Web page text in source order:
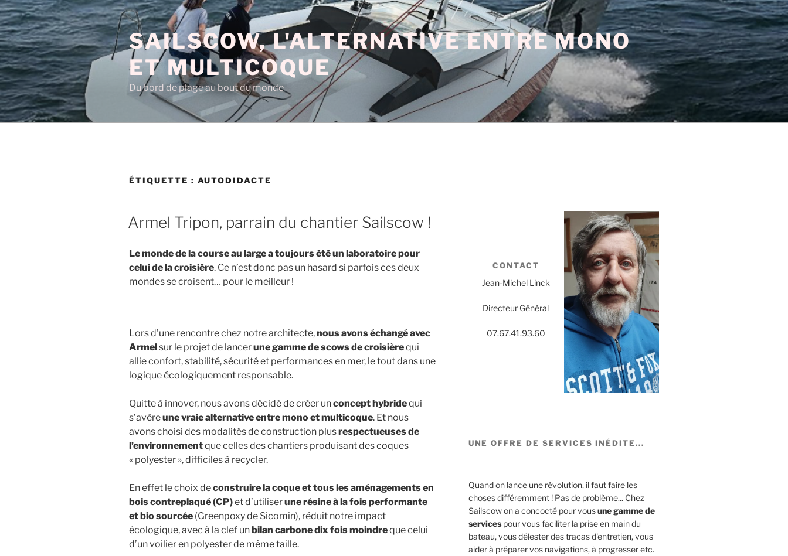
Aller
au
contenu
principal
SAILSCOW, L'ALTERNATIVE ENTRE MONO
ET MULTICOQUE
Du bord de plage au bout du monde
ÉTIQUETTE : AUTODIDACTE
PUBLIÉ
LE
Armel Tripon, parrain du chantier Sailscow !
Le monde de la course au large a toujours été un laboratoire pour
celui de la croisière. Ce n’est donc pas un hasard si parfois ces deux
mondes se croisent… pour le meilleur !
Lors d’une rencontre chez notre architecte,nous avons échangé avec
Armelsur le projet de lancerune gamme de scowsde croisièrequi
allie confort, stabilité, sécurité et performances en mer, le tout dans une
logique écologiquement responsable.
Quitte à innover, nous avons décidé de créer unconcept hybridequi
s’avèreune vraie alternative entre mono et multicoque. Et nous
avons choisi des modalités de construction plusrespectueuses de
l’environnementque celles des chantiers produisant des coques
« polyester », difficiles à recycler.
En effet le choix deconstruire la coque et tous les aménagementsen
bois contreplaqué (CP)et d’utiliserune résine à la fois performante
et bio sourcée (Greenpoxy de Sicomin), réduit notre impact
écologique, avec à la clef unbilan carbone dix fois moindreque celui
d’un voilier en polyester de même taille.
CONTACT
Jean-Michel Linck
Directeur Général
07.67.41.93.60
UNE OFFRE DE SERVICES INÉDITE...
Quand on lance une révolution, il faut faire les
choses différemment ! Pas de problème... Chez
Sailscow on a concocté pour vousune gamme de
servicespour vous faciliter la prise en main du
bateau, vous délester des tracas d'entretien, vous
aider à préparer vos navigations, à progresser etc.